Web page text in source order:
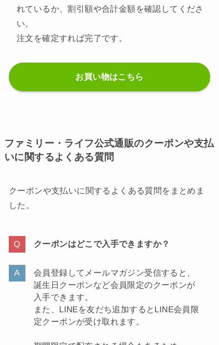
れているか、割引額や合計金額を確認してくださ
い。
注文を確定すれば完了です。
お買い物はこちら
ファミリー・ライフ公式通販のクーポンや支払
いに関するよくある質問
クーポンや支払いに関するよくある質問をまとめま
した。
クーポンはどこで入手できますか？
会員登録してメールマガジン受信すると、
誕生日クーポンなど会員限定のクーポンが
入手できます。
また、LINEを友だち追加するとLINE会員限
定クーポンが受け取れます。